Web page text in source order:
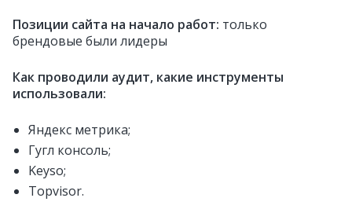
Позиции сайта на начало работ: только
брендовые были лидеры
Как проводили аудит, какие инструменты
использовали:
Яндекс метрика;
Гугл консоль;
Keyso;
Topvisor.